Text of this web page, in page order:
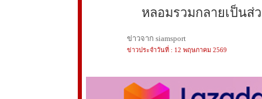
หลอมรวมกลายเป็น
ข่าวจาก siamsport
ข่าวประจำวันที่ : 12 พฤษภาคม 2569